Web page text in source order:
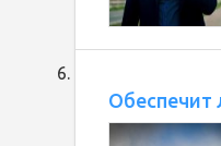
Обеспечит